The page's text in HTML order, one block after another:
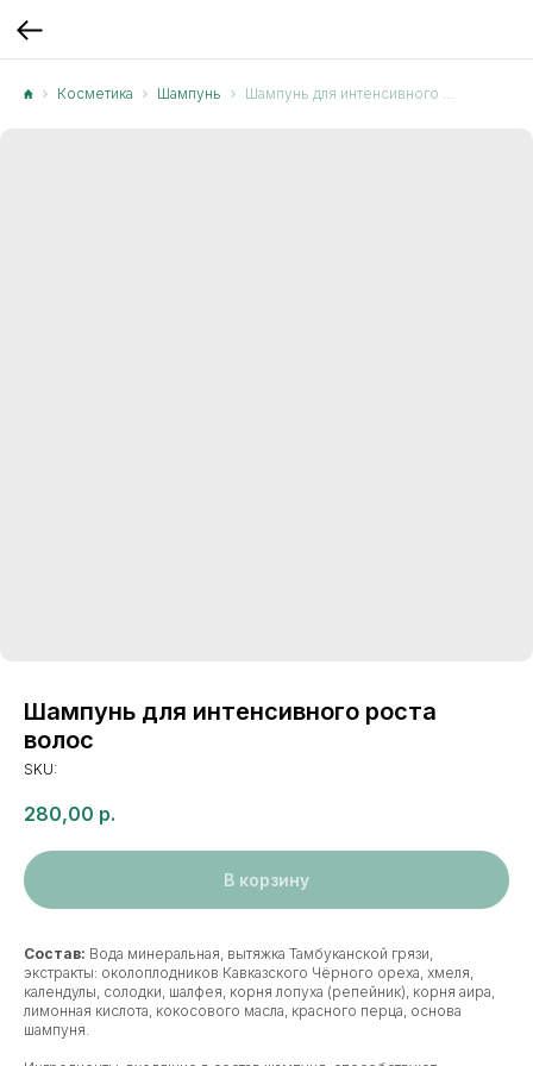
Косметика Шампунь Шампунь для интенсивного роста волос
Шампунь для интенсивного роста
волос
SKU:
280,00 р.
В корзину
Состав: Вода минеральная, вытяжка Тамбуканской грязи,
экстракты: околоплодников Кавказского Чёрного ореха, хмеля,
календулы, солодки, шалфея, корня лопуха (репейник), корня аира,
лимонная кислота, кокосового масла, красного перца, основа
шампуня.